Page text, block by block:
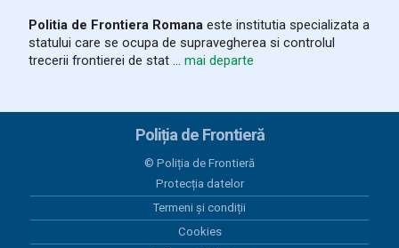
anexa
20 iulie 2026
PAAP RO SRB VERSIUNEA 10 plus Anexa
Programul Anual al Achizițiilor Publice 2026 -
versiunea 12
Politia de Frontiera Romana este institutia specializata a
statului care se ocupa de supravegherea si controlul
trecerii frontierei de stat ... mai departe
Poliția de Frontieră
© Poliția de Frontieră
Protecția datelor
Termeni și condiții
Cookies